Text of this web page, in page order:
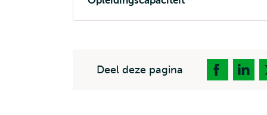
Deel deze pagina